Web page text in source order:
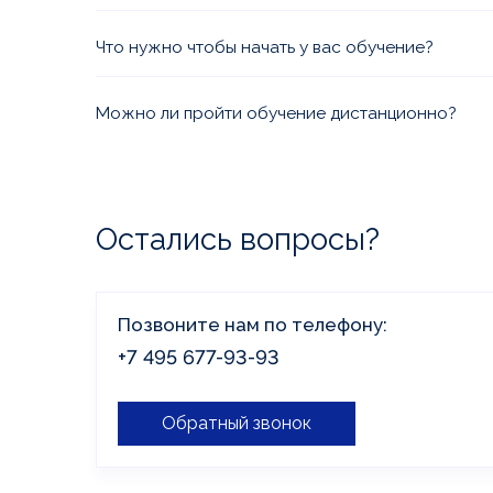
аккредитациями. Ежегодно мы проходим
Что нужно чтобы начать у вас обучение?
проконсультирует Вас по необходимым для
Можно ли пройти обучение дистанционно?
Остались вопросы?
Позвоните нам по телефону:
+7 495 677-93-93
Обратный звонок